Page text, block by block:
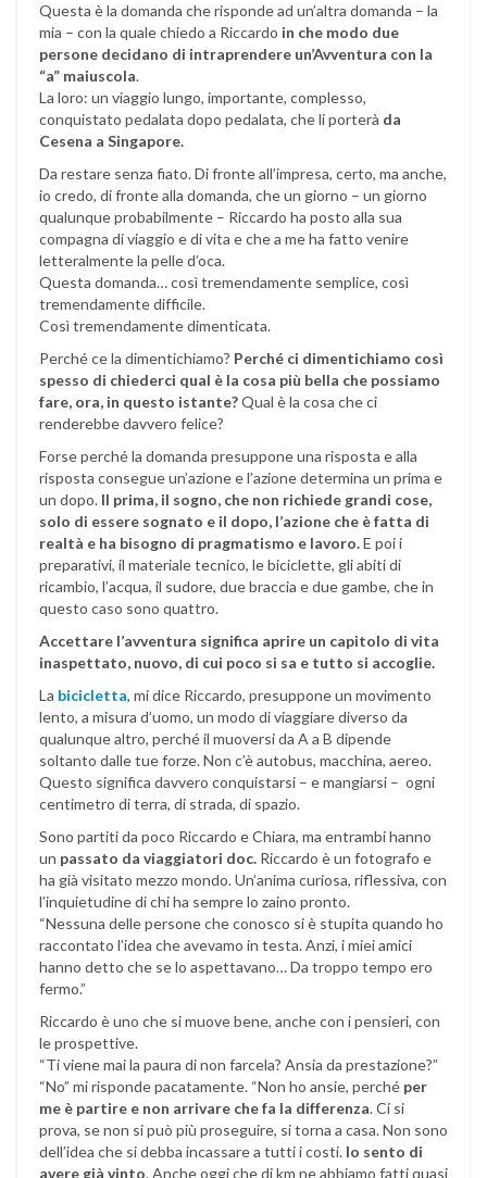
Questa è la domanda che risponde ad un’altra domanda – la
mia – con la quale chiedo a Riccardo in che modo due
persone decidano di intraprendere un’Avventura con la
“a” maiuscola.
La loro: un viaggio lungo, importante, complesso,
conquistato pedalata dopo pedalata, che li porterà da
Cesena a Singapore.
Da restare senza fiato. Di fronte all’impresa, certo, ma anche,
io credo, di fronte alla domanda, che un giorno – un giorno
qualunque probabilmente – Riccardo ha posto alla sua
compagna di viaggio e di vita e che a me ha fatto venire
letteralmente la pelle d’oca.
Questa domanda… così tremendamente semplice, così
tremendamente difficile.
Così tremendamente dimenticata.
Perché ce la dimentichiamo? Perché ci dimentichiamo così
spesso di chiederci qual è la cosa più bella che possiamo
fare, ora, in questo istante?Qual è la cosa che ci
renderebbe davvero felice?
Forse perché la domanda presuppone una risposta e alla
risposta consegue un’azione e l’azione determina un prima e
un dopo. Il prima, il sogno, che non richiede grandi cose,
solo di essere sognato e il dopo, l’azione che è fatta di
realtà e ha bisogno di pragmatismo e lavoro.E poi i
preparativi, il materiale tecnico, le biciclette, gli abiti di
ricambio, l’acqua, il sudore, due braccia e due gambe, che in
questo caso sono quattro.
Accettare l’avventura significa aprire un capitolo di vita
inaspettato, nuovo, di cui poco si sa e tutto si accoglie.
La bicicletta, mi dice Riccardo, presuppone un movimento
lento, a misura d’uomo, un modo di viaggiare diverso da
qualunque altro, perché il muoversi da A a B dipende
soltanto dalle tue forze. Non c’è autobus, macchina, aereo.
Questo significa davvero conquistarsi – e mangiarsi – ogni
centimetro di terra, di strada, di spazio.
Sono partiti da poco Riccardo e Chiara, ma entrambi hanno
un passato da viaggiatori doc. Riccardo è un fotografo e
ha già visitato mezzo mondo. Un’anima curiosa, riflessiva, con
l’inquietudine di chi ha sempre lo zaino pronto.
“Nessuna delle persone che conosco si è stupita quando ho
raccontato l’idea che avevamo in testa. Anzi, i miei amici
hanno detto che se lo aspettavano… Da troppo tempo ero
fermo.”
Riccardo è uno che si muove bene, anche con i pensieri, con
le prospettive.
“Ti viene mai la paura di non farcela? Ansia da prestazione?”
“No” mi risponde pacatamente. “Non ho ansie, perché per
me è partire e non arrivare che fa la differenza. Ci si
prova, se non si può più proseguire, si torna a casa. Non sono
dell’idea che si debba incassare a tutti i costi. Io sento di
avere già vinto. Anche oggi che di km ne abbiamo fatti quasi